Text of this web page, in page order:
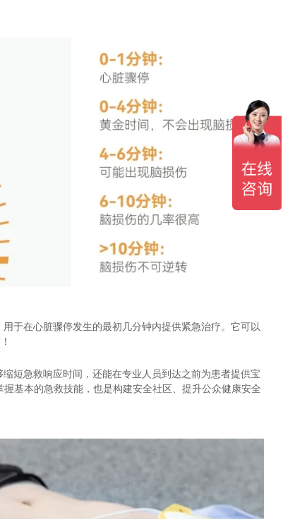
于在心脏骤停发生的最初几分钟内提供紧急治疗。它可以
短急救响应时间，还能在专业人员到达之前为患者提供宝
基本的急救技能，也是构建安全社区、提升公众健康安全